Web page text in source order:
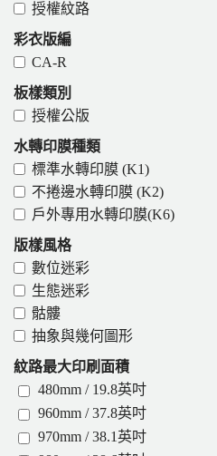
授權紋路
彩衣版編
CA-R
板樣類別
授權公版
水轉印膜種類
標準水轉印膜 (K1)
不捲邊水轉印膜 (K2)
戶外專用水轉印膜(K6)
版樣風格
數位迷彩
生態迷彩
骷髏
抽象與幾何圖形
紋路最大印刷面積
480mm / 19.8英吋
960mm / 37.8英吋
970mm / 38.1英吋